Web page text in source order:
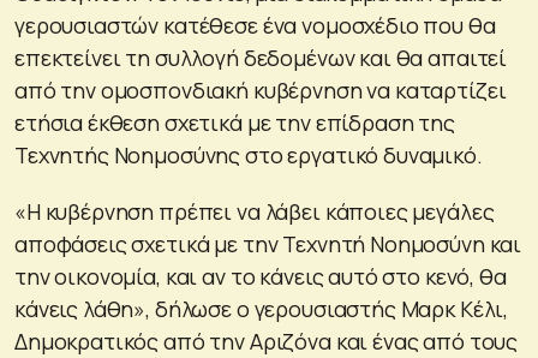
γερουσιαστών κατέθεσε ένα νομοσχέδιο που θα
επεκτείνει τη συλλογή δεδομένων και θα απαιτεί
από την ομοσπονδιακή κυβέρνηση να καταρτίζει
ετήσια έκθεση σχετικά με την επίδραση της
Τεχνητής Νοημοσύνης στο εργατικό δυναμικό.
«Η κυβέρνηση πρέπει να λάβει κάποιες μεγάλες
αποφάσεις σχετικά με την Τεχνητή Νοημοσύνη και
την οικονομία, και αν το κάνεις αυτό στο κενό, θα
κάνεις λάθη», δήλωσε ο γερουσιαστής Μαρκ Κέλι,
Δημοκρατικός από την Αριζόνα και ένας από τους